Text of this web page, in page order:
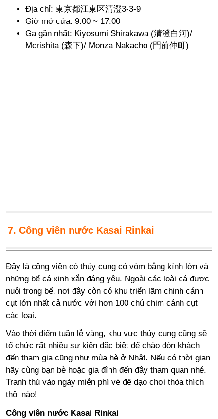
Địa chỉ: 東京都江東区清澄3-3-9
Giờ mở cửa: 9:00 ~ 17:00
Ga gần nhất: Kiyosumi Shirakawa (清澄白河)/
Morishita (森下)/ Monza Nakacho (門前仲町)
7. Công viên nước Kasai Rinkai
Đây là công viên có thủy cung có vòm bằng kính lớn và
những bể cá xinh xắn đáng yêu. Ngoài các loài cá được
nuôi trong bể, nơi đây còn có khu triển lãm chinh cánh
cụt lớn nhất cả nước với hơn 100 chú chim cánh cụt
các loại.
Vào thời điểm tuần lễ vàng, khu vực thủy cung cũng sẽ
tổ chức rất nhiều sự kiện đặc biệt để chào đón khách
đến tham gia cũng như mùa hè ở Nhât. Nếu có thời gian
hãy cùng bạn bè hoặc gia đình đến đây tham quan nhé.
Tranh thủ vào ngày miễn phí vé để dạo chơi thỏa thích
thôi nào!
Công viên nước Kasai Rinkai